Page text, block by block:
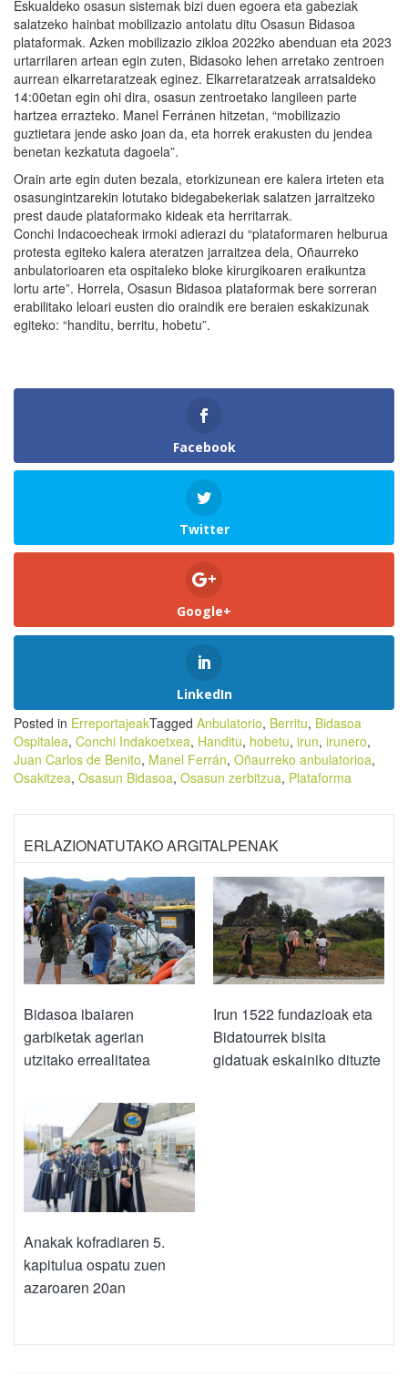
Eskualdeko osasun sistemak bizi duen egoera eta gabeziak
salatzeko hainbat mobilizazio antolatu ditu Osasun Bidasoa
plataformak. Azken mobilizazio zikloa 2022ko abenduan eta 2023
urtarrilaren artean egin zuten, Bidasoko lehen arretako zentroen
aurrean elkarretaratzeak eginez. Elkarretaratzeak arratsaldeko
14:00etan egin ohi dira, osasun zentroetako langileen parte
hartzea errazteko. Manel Ferránen hitzetan, “mobilizazio
guztietara jende asko joan da, eta horrek erakusten du jendea
benetan kezkatuta dagoela”.
Orain arte egin duten bezala, etorkizunean ere kalera irteten eta
osasungintzarekin lotutako bidegabekeriak salatzen jarraitzeko
prest daude plataformako kideak eta herritarrak.
Conchi Indacoecheak irmoki adierazi du “plataformaren helburua
protesta egiteko kalera ateratzen jarraitzea dela, Oñaurreko
anbulatorioaren eta ospitaleko bloke kirurgikoaren eraikuntza
lortu arte”. Horrela, Osasun Bidasoa plataformak bere sorreran
erabilitako leloari eusten dio oraindik ere beraien eskakizunak
egiteko: “handitu, berritu, hobetu”.
Facebook
Twitter
Google+
LinkedIn
Posted in ErreportajeakTagged Anbulatorio, Berritu, Bidasoa
Ospitalea, Conchi Indakoetxea, Handitu, hobetu, irun, irunero,
Juan Carlos de Benito, Manel Ferrán, Oñaurreko anbulatorioa,
Osakitzea, Osasun Bidasoa, Osasun zerbitzua, Plataforma
ERLAZIONATUTAKO ARGITALPENAK
Bidasoa ibaiaren
garbiketak agerian
utzitako errealitatea
Irun 1522 fundazioak eta
Bidatourrek bisita
gidatuak eskainiko dituzte
Anakak kofradiaren 5.
kapitulua ospatu zuen
azaroaren 20an